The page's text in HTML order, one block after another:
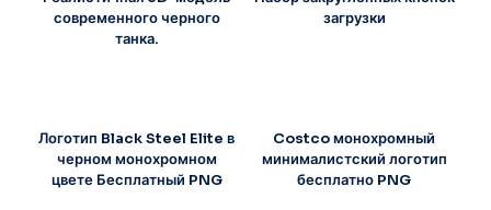
современного черного
танка.
загрузки
Логотип Black Steel Elite в
черном монохромном
цвете Бесплатный PNG
Costco монохромный
минималистский логотип
бесплатно PNG